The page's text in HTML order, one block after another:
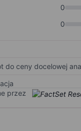
0
0
do ceny docelowej
przez